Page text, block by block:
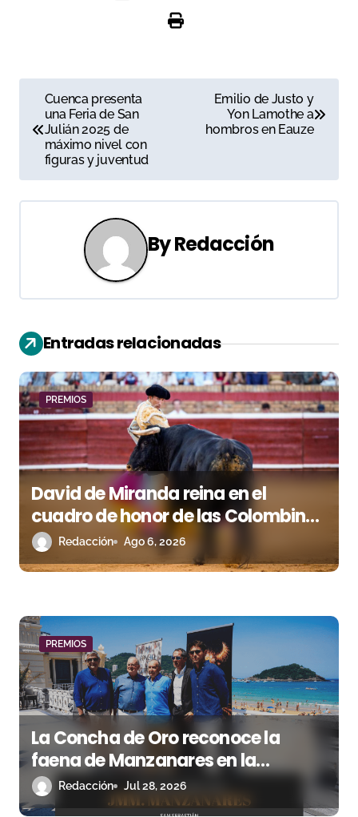
a
e
c
i
ó
n
d
e
e
n
t
a
d
a
s
Cuenca presenta
una Feria de San
Julián 2025 de
máximo nivel con
figuras y juventud
Emilio de Justo y
Yon Lamothe a
hombros en Eauze
ByRedacción
Entradas relacionadas
PREMIOS
David de Miranda reina en el
cuadro de honor de las Colombinas
2026Redacción Ago 6, 2026
PREMIOS
La Concha de Oro reconoce la
faena de Manzanares en la
Semana Grande 2025
Redacción Jul 28, 2026